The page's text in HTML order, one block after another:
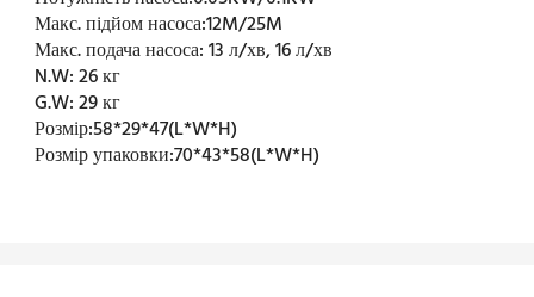
Макс. підйом насоса:12M/25M
Макс. подача насоса:13 л/хв, 16 л/хв
N.W:26 кг
G.W:29 кг
Розмір:58*29*47(L*W*H)
Розмір упаковки:70*43*58(L*W*H)